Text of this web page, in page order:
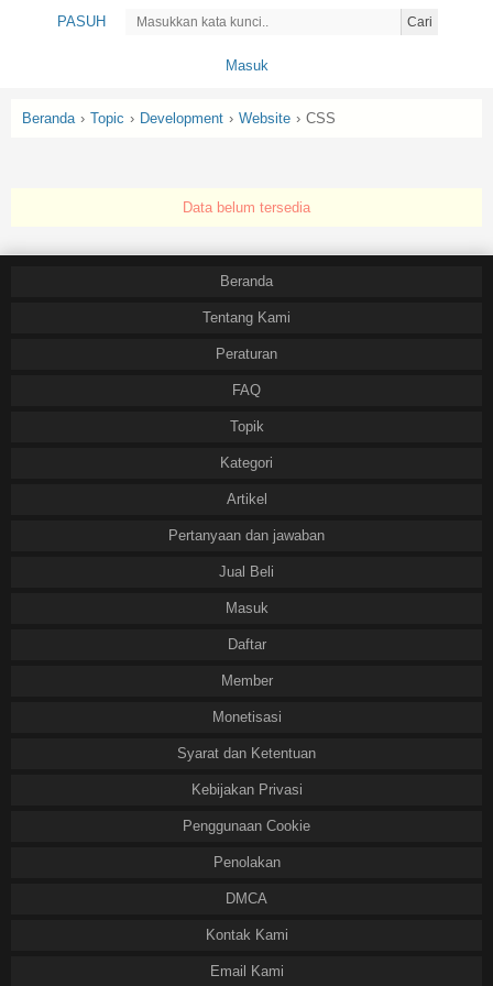
PASUH Cari
Masuk
Beranda › Topic › Development › Website › CSS
Data belum tersedia
Beranda
Tentang Kami
Peraturan
FAQ
Topik
Kategori
Artikel
Pertanyaan dan jawaban
Jual Beli
Masuk
Daftar
Member
Monetisasi
Syarat dan Ketentuan
Kebijakan Privasi
Penggunaan Cookie
Penolakan
DMCA
Kontak Kami
Email Kami